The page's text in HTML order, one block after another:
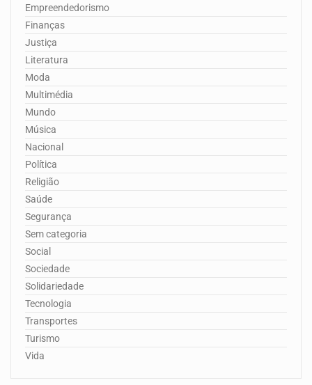
Empreendedorismo
Finanças
Justiça
Literatura
Moda
Multimédia
Mundo
Música
Nacional
Política
Religião
Saúde
Segurança
Sem categoria
Social
Sociedade
Solidariedade
Tecnologia
Transportes
Turismo
Vida